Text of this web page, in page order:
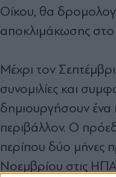
Οίκου, θα
αποκλιµάκωσης
Μέχρι τον
συνοµιλίες και
δηµιουργήσουν ένα
περιβάλλον. Ο
περίπου δύο µήνες
Νοεµβρίου στις ΗΠΑ